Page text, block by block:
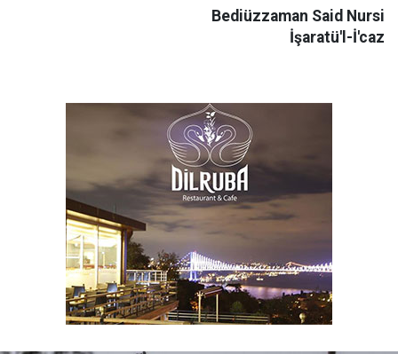
Bediüzzaman Said Nursi
İşaratü'l-İ'caz